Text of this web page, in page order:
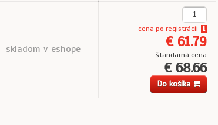
skladom v eshope
cena po registrácii
€ 61.79
štandarná cena
€ 68.66
Do košíka